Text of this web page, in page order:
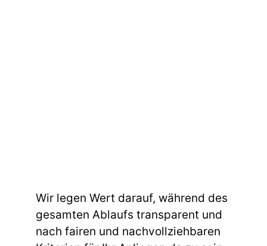
Wir legen Wert darauf, während des
gesamten Ablaufs transparent und
nach fairen und nachvollziehbaren